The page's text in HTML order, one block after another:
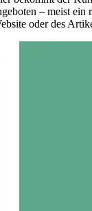
– meist ein
oder des